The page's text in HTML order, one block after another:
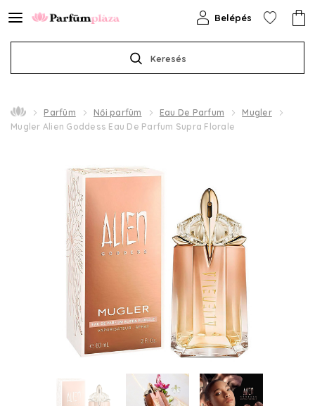
Keresés
Belépés
Parfüm Női parfüm Eau De Parfum
Mugler
Mugler Alien Goddess Eau De Parfum Supra Florale